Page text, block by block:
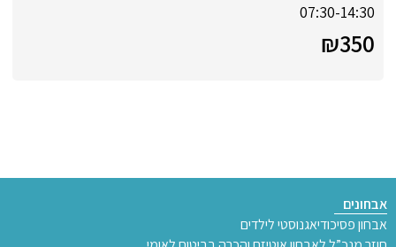
07:30-14:30
350
₪
אבחונים
אבחון פסיכודיאגנוסטי לילדים